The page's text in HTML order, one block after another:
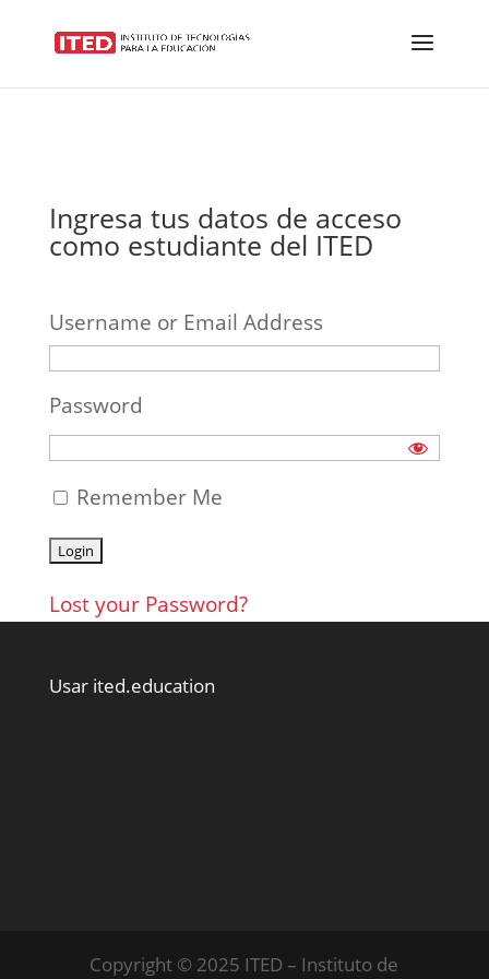
Ingresa tus datos de acceso
como estudiante del ITED
Username or Email Address
Password
Remember Me
Lost your Password?
Usar ited.education
Copyright © 2025 ITED – Instituto de